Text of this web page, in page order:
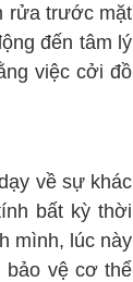
rửa trước mặt
đến tâm lý
việc cởi đồ
về sự khác
bất kỳ thời
mình, lúc này
bảo vệ cơ thể